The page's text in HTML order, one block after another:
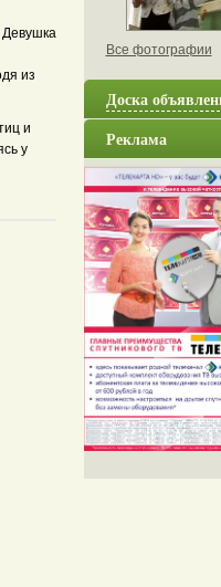
Девушка
из
и
у
Все фотографии
Доска
Реклама